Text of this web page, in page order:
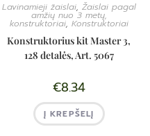
Lavinamieji žaislai, Žaislai pagal
amžių nuo 3 metų,
konstruktoriai, Konstruktoriai
Konstruktorius kit Master 3,
128 detalės, Art. 5067
€8.34
Į KREPŠELĮ